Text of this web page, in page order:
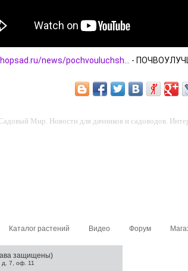
news/pochvouluchsh... -
Мир. Новости для дачников и садоводов.
Каталог растений Видео Форум
защищены)
7, оф. 11